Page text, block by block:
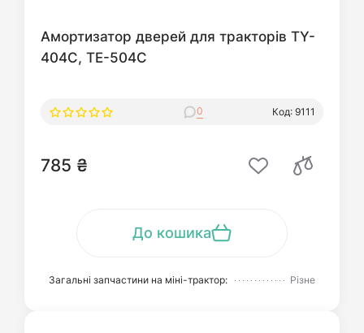
Амортизатор дверей для тракторів TY-
404C, TE-504C
0 Код: 9111
785 ₴
До кошика
Загальні запчастини на міні-трактор: Різне